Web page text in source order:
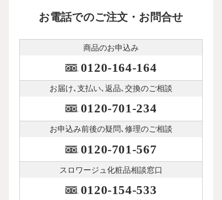
お電話でのご注文・お問合せ
商品のお申込み
0120-164-164
お届け､支払い､ 返品､交換のご相談
0120-701-234
お申込み前後の疑問､修理のご相談
0120-701-567
スロワージュ化粧品相談窓口
0120-154-533